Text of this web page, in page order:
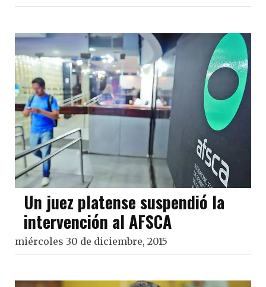
Un juez platense suspendió la
intervención al AFSCA
miércoles 30 de diciembre, 2015